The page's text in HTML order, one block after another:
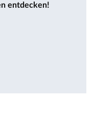
entdecken!